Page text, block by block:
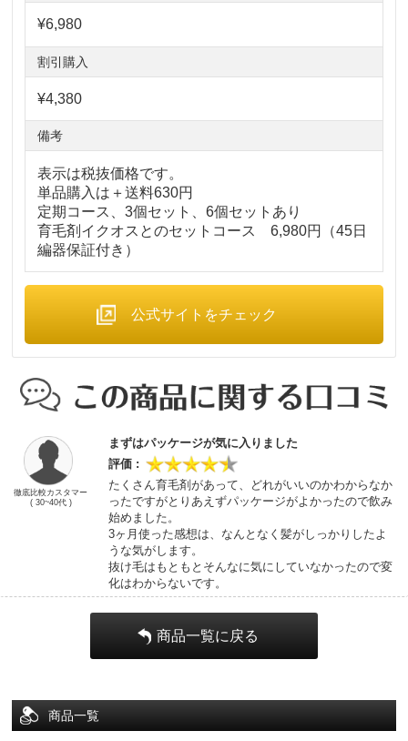
¥6,980
割引購入
¥4,380
備考
表示は税抜価格です。
単品購入は＋送料630円
定期コース、3個セット、6個セットあり
育毛剤イクオスとのセットコース 6,980円（45日
編器保証付き）
公式サイトをチェック
徹底比較カスタマー
( 30~40代 )
まずはパッケージが気に入りました
たくさん育毛剤があって、どれがいいのかわからなか
ったですがとりあえずパッケージがよかったので飲み
始めました。
3ヶ月使った感想は、なんとなく髪がしっかりしたよ
うな気がします。
抜け毛はもともとそんなに気にしていなかったので変
化はわからないです。
商品一覧に戻る
商品一覧